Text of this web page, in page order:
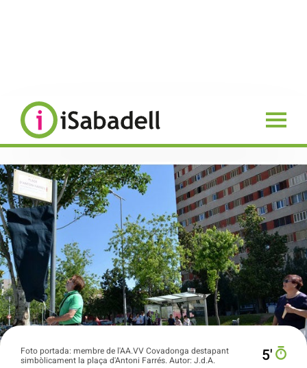
Foto portada: membre de l'AA.VV Covadonga destapant
simbòlicament la plaça d'Antoni Farrés. Autor: J.d.A.
5′